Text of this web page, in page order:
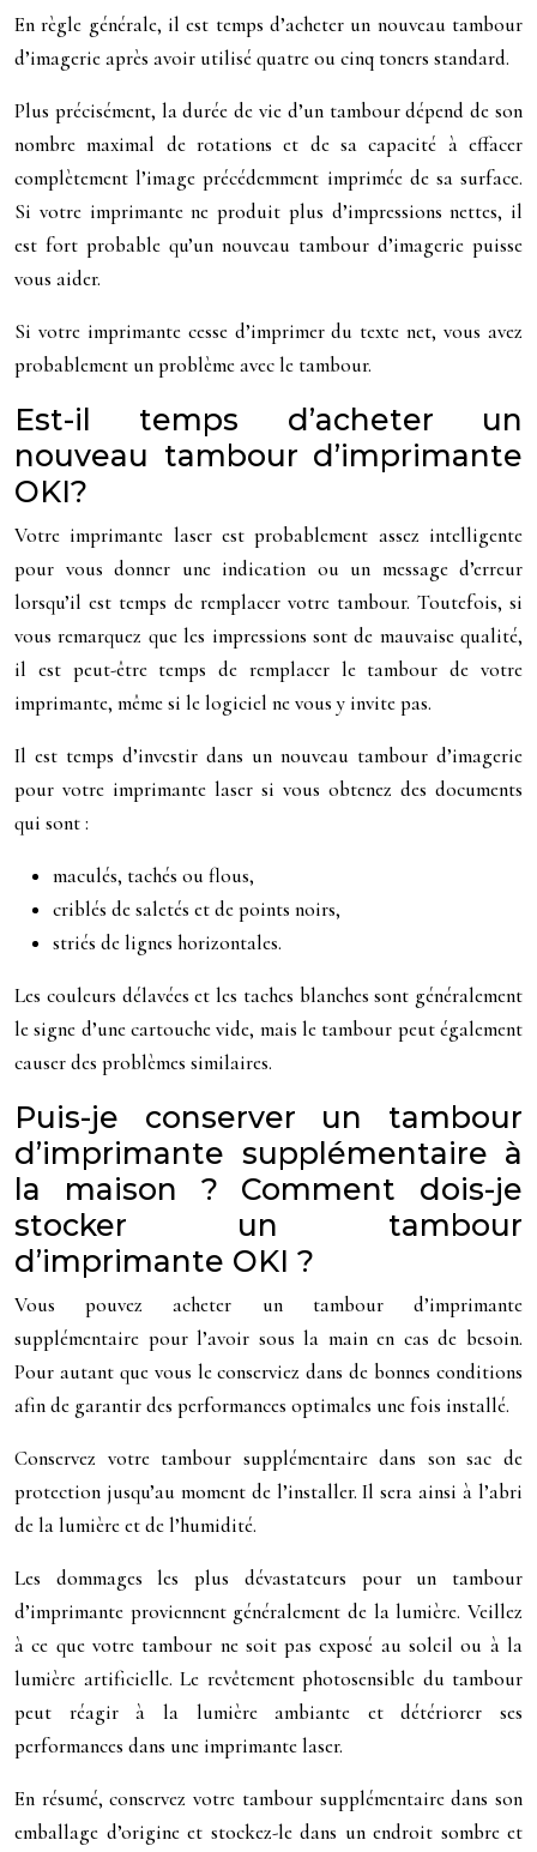
En règle générale, il est temps d’acheter un nouveau tambour
d’imagerie après avoir utilisé quatre ou cinq toners standard.
Plus précisément, la durée de vie d’un tambour dépend de son
nombre maximal de rotations et de sa capacité à effacer
complètement l’image précédemment imprimée de sa surface.
Si votre imprimante ne produit plus d’impressions nettes, il
est fort probable qu’un nouveau tambour d’imagerie puisse
vous aider.
Si votre imprimante cesse d’imprimer du texte net, vous avez
probablement un problème avec le tambour.
Est-il temps d’acheter un
nouveau tambour d’imprimante
OKI?
Votre imprimante laser est probablement assez intelligente
pour vous donner une indication ou un message d’erreur
lorsqu’il est temps de remplacer votre tambour. Toutefois, si
vous remarquez que les impressions sont de mauvaise qualité,
il est peut-être temps de remplacer le tambour de votre
imprimante, même si le logiciel ne vous y invite pas.
Il est temps d’investir dans un nouveau tambour d’imagerie
pour votre imprimante laser si vous obtenez des documents
qui sont :
maculés, tachés ou flous,
criblés de saletés et de points noirs,
striés de lignes horizontales.
Les couleurs délavées et les taches blanches sont généralement
le signe d’une cartouche vide, mais le tambour peut également
causer des problèmes similaires.
Puis-je conserver un tambour
d’imprimante supplémentaire à
la maison ? Comment dois-je
stocker un tambour
d’imprimante OKI ?
Vous pouvez acheter un tambour d’imprimante
supplémentaire pour l’avoir sous la main en cas de besoin.
Pour autant que vous le conserviez dans de bonnes conditions
afin de garantir des performances optimales une fois installé.
Conservez votre tambour supplémentaire dans son sac de
protection jusqu’au moment de l’installer. Il sera ainsi à l’abri
de la lumière et de l’humidité.
Les dommages les plus dévastateurs pour un tambour
d’imprimante proviennent généralement de la lumière. Veillez
à ce que votre tambour ne soit pas exposé au soleil ou à la
lumière artificielle. Le revêtement photosensible du tambour
peut réagir à la lumière ambiante et détériorer ses
performances dans une imprimante laser.
En résumé, conservez votre tambour supplémentaire dans son
emballage d’origine et stockez-le dans un endroit sombre et